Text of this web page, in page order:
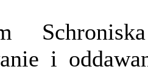
i